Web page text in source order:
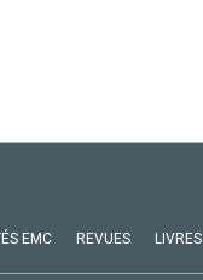
EMC REVUES LIVRES